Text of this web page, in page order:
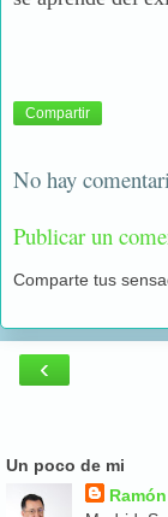
Compartir
No hay
Publicar un
Comparte tus
‹
Un poco de mi